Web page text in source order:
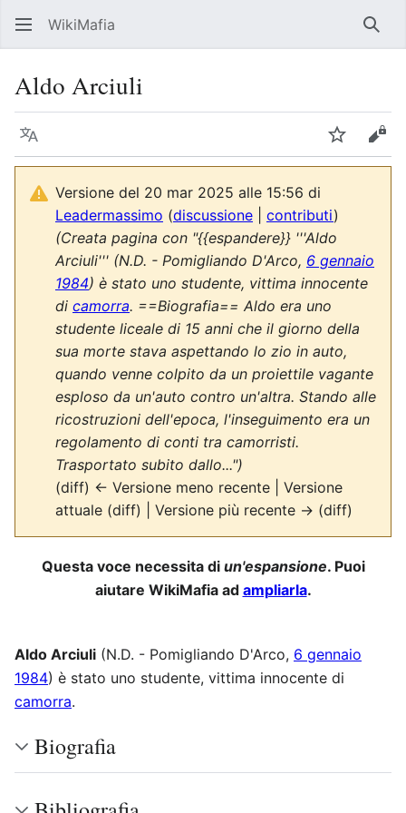
WikiMafia
Aldo Arciuli
Lingua Segui
Versione del 20 mar 2025 alle 15:56 di
Leadermassimo (discussione contributi)
(Creata pagina con "{{espandere}} '''Aldo
Arciuli''' (N.D. - Pomigliando D'Arco, 6 gennaio
1984) è stato uno studente, vittima innocente
di camorra. ==Biografia== Aldo era uno
studente liceale di 15 anni che il giorno della
sua morte stava aspettando lo zio in auto,
quando venne colpito da un proiettile vagante
esploso da un'auto contro un'altra. Stando alle
ricostruzioni dell'epoca, l'inseguimento era un
regolamento di conti tra camorristi.
Trasportato subito dallo...")
(diff) ← Versione meno recente | Versione
attuale (diff) | Versione più recente → (diff)
Questa voce necessita di un'espansione. Puoi
aiutare WikiMafia ad ampliarla.
Aldo Arciuli (N.D. - Pomigliando D'Arco, 6 gennaio
1984) è stato uno studente, vittima innocente di
camorra.
Biografia